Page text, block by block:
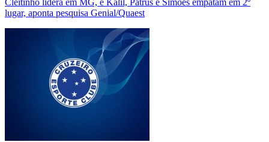
Cleitinho lidera em MG, e Kalil, Patrus e Simões empatam em 2º
lugar, aponta pesquisa Genial/Quaest